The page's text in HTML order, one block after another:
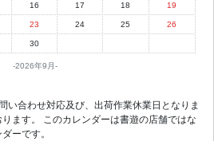
2026年9月
16 17 18 19
23 24 25 26
30
い合わせ対応及び、出荷作業休業日となりま
ます。 このカレンダーは書遊の店舗ではな
ーです。